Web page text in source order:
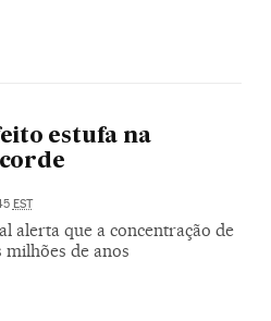
estufa na
EST
alerta que a concentração de
milhões de anos